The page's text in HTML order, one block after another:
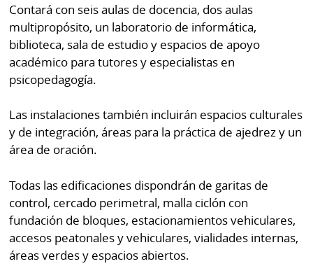
Contará con seis aulas de docencia, dos aulas
multipropósito, un laboratorio de informática,
biblioteca, sala de estudio y espacios de apoyo
académico para tutores y especialistas en
psicopedagogía.
Las instalaciones también incluirán espacios culturales
y de integración, áreas para la práctica de ajedrez y un
área de oración.
Todas las edificaciones dispondrán de garitas de
control, cercado perimetral, malla ciclón con
fundación de bloques, estacionamientos vehiculares,
accesos peatonales y vehiculares, vialidades internas,
áreas verdes y espacios abiertos.